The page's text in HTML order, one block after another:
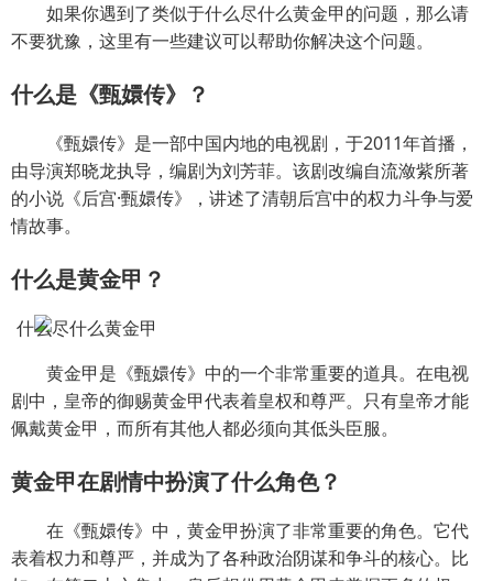
如果你遇到了类似于什么尽什么黄金甲的问题，那么请
不要犹豫，这里有一些建议可以帮助你解决这个问题。
什么是《甄嬛传》？
《甄嬛传》是一部中国内地的电视剧，于2011年首播，
由导演郑晓龙执导，编剧为刘芳菲。该剧改编自流潋紫所著
的小说《后宫·甄嬛传》，讲述了清朝后宫中的权力斗争与爱
情故事。
什么是黄金甲？
黄金甲是《甄嬛传》中的一个非常重要的道具。在电视
剧中，皇帝的御赐黄金甲代表着皇权和尊严。只有皇帝才能
佩戴黄金甲，而所有其他人都必须向其低头臣服。
黄金甲在剧情中扮演了什么角色？
在《甄嬛传》中，黄金甲扮演了非常重要的角色。它代
表着权力和尊严，并成为了各种政治阴谋和争斗的核心。比